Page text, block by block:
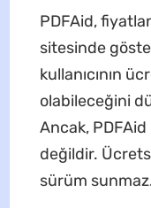
PDFAid,
sitesinde
kullanıcının
olabileceğini
Ancak,
değildir.
sürüm